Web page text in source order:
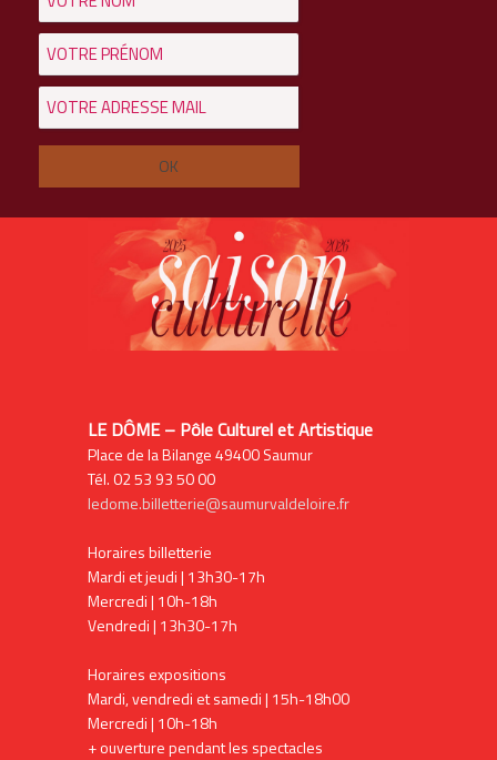
LE DÔME – Pôle Culturel et Artistique
Place de la Bilange 49400 Saumur
Tél. 02 53 93 50 00
ledome.billetterie@saumurvaldeloire.fr
Horaires billetterie
Mardi et jeudi | 13h30-17h
Mercredi | 10h-18h
Vendredi | 13h30-17h
Horaires expositions
Mardi, vendredi et samedi | 15h-18h00
Mercredi | 10h-18h
+ ouverture pendant les spectacles